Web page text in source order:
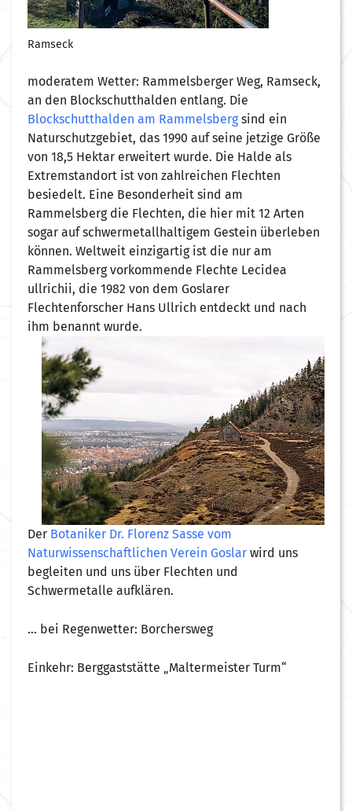
Ramseck
moderatem Wetter: Rammelsberger Weg, Ramseck,
an den Blockschutthalden entlang. Die
Blockschutthalden am Rammelsbergsind ein
Naturschutzgebiet, das 1990 auf seine jetzige Größe
von 18,5 Hektar erweitert wurde. Die Halde als
Extremstandort ist von zahlreichen Flechten
besiedelt. Eine Besonderheit sind am
Rammelsberg die Flechten, die hier mit 12 Arten
sogar auf schwermetallhaltigem Gestein überleben
können. Weltweit einzigartig ist die nur am
Rammelsberg vorkommende Flechte Lecidea
ullrichii, die 1982 von dem Goslarer
Flechtenforscher Hans Ullrich entdeckt und nach
ihm benannt wurde.
Der Botaniker Dr. Florenz Sasse vom
Naturwissenschaftlichen Verein Goslar wird uns
begleiten und uns über Flechten und
Schwermetalle aufklären.
… bei Regenwetter: Borchersweg
Einkehr: Berggaststätte „Maltermeister Turm“